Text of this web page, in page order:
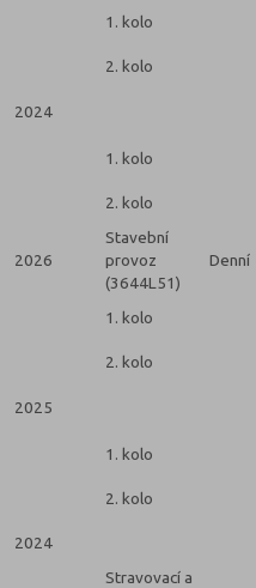
1. kolo
2. kolo
2024
1. kolo
2. kolo
2026
Stavební
provoz
(3644L51)
Denní
1. kolo
2. kolo
2025
1. kolo
2. kolo
2024
Stravovací a